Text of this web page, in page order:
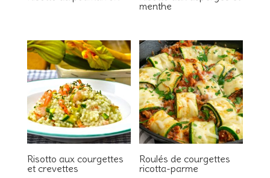
menthe
Risotto aux courgettes
et crevettes
Roulés de courgettes
ricotta-parme